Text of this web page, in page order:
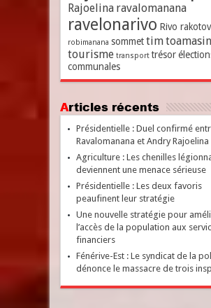
Rajoelina ravalomanana
ravelonarivo Rivo
robimanana sommet tim
tourisme transport trésor
communales
Articles récents
Présidentielle : Duel confirmé
Ravalomanana et Andry Rajoelina
Agriculture : Les chenilles
deviennent une menace sérieuse
Présidentielle : Les deux favoris
peaufinent leur stratégie
Une nouvelle stratégie pour
l’accès de la population aux
financiers
Fénérive-Est : Le syndicat de la
dénonce le massacre de trois